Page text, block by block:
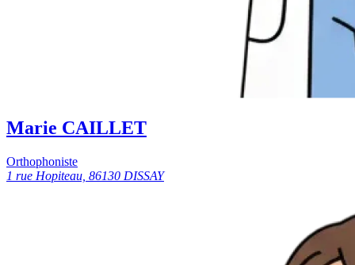
Marie CAILLET
Orthophoniste
1 rue Hopiteau, 86130 DISSAY